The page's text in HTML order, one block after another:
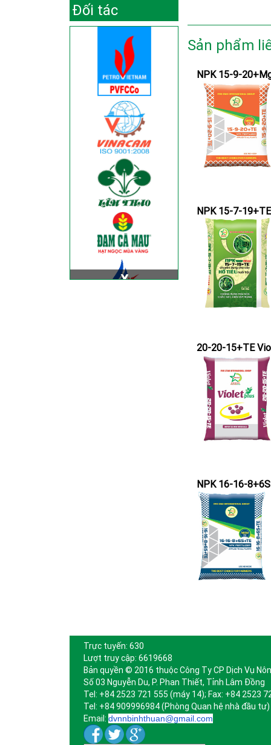
Đối tác
Sản phẩm
NPK 15-9-
NPK 15-7-19+TE
20-20-15+TE
NPK 16-16-
Trực tuyến: 630
Lượt truy cập: 6619668
Bản quyền © 2016 thuộc Công Ty CP Dịch Vụ
Số 03 Nguyễn Du, P. Phan Thiết, Tỉnh Lâm Đồng
Tel: +84 2523 721 555 (máy 14); Fax: +84 2523
Tel: +84 909996984 (Phòng Quan hệ nhà đầu tư)
Email: dvnnbinhthuan@gmail.com